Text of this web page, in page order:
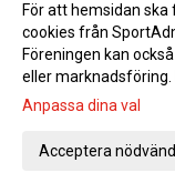
Bortaförlust på stopptid
Rosengård på bortaplan
Piteå och Häcken
Bortaförlust mot Vittsjö
För att hemsidan
cookies från
Föreningen kan
eller marknadsföring.
Anpassa dina val
Acceptera